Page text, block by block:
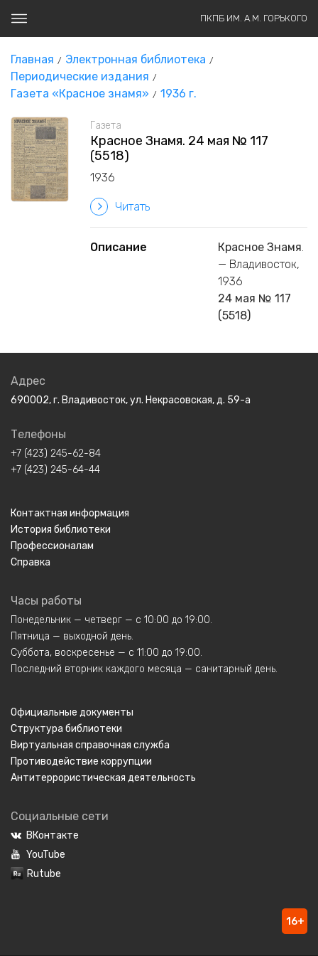
ПКПБ ИМ. А.М. ГОРЬКОГО
Главная
Электронная библиотека
Периодические издания
Газета «Красное знамя»
1936 г.
Газета
Красное Знамя. 24 мая № 117
(5518)
1936
Читать
Описание Красное Знамя.
— Владивосток,
1936
24 мая № 117
(5518)
Адрес
690002, г. Владивосток, ул. Некрасовская, д. 59-а
Телефоны
+7 (423) 245-62-84
+7 (423) 245-64-44
Контактная информация
История библиотеки
Профессионалам
Справка
Часы работы
Понедельник — четверг — с 10:00 до 19:00.
Пятница — выходной день.
Суббота, воскресенье — с 11:00 до 19:00.
Последний вторник каждого месяца — санитарный день.
Официальные документы
Структура библиотеки
Виртуальная справочная служба
Противодействие коррупции
Антитеррористическая деятельность
Социальные сети
ВКонтакте
YouTube
Rutube
16+